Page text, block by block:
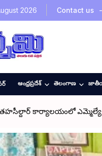
2026 Contact us
ఆంధ్రప్రదేశ్ తెలంగాణ
కార్యాలయంలో ఎమ్మెల్యే